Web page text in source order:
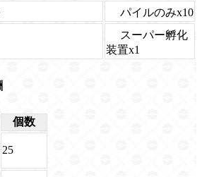
パイルのみx10
スーパー孵化
装置x1
個数
25